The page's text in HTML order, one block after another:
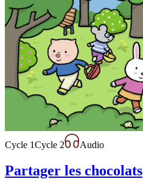
Cycle 1Cycle 2 Audio
Partager les chocolats